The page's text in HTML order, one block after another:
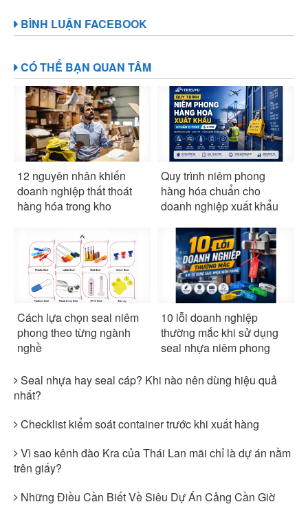
BÌNH LUẬN FACEBOOK
CÓ THỂ BẠN QUAN TÂM
12 nguyên nhân khiến
doanh nghiệp thất thoát
hàng hóa trong kho
Quy trình niêm phong
hàng hóa chuẩn cho
doanh nghiệp xuất khẩu
Cách lựa chọn seal niêm
phong theo từng ngành
nghề
10 lỗi doanh nghiệp
thường mắc khi sử dụng
seal nhựa niêm phong
Seal nhựa hay seal cáp? Khi nào nên dùng hiệu quả
nhất?
Checklist kiểm soát container trước khi xuất hàng
Vì sao kênh đào Kra của Thái Lan mãi chỉ là dự án nằm
trên giấy?
Những Điều Cần Biết Về Siêu Dự Án Cảng Cần Giờ